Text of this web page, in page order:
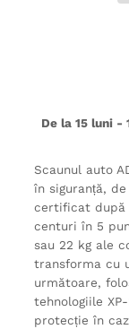
De la 15 luni -
Scaunul auto
în siguranță,
certificat după
centuri în 5
sau 22 kg ale
transforma cu
următoare,
tehnologiile
protecție în